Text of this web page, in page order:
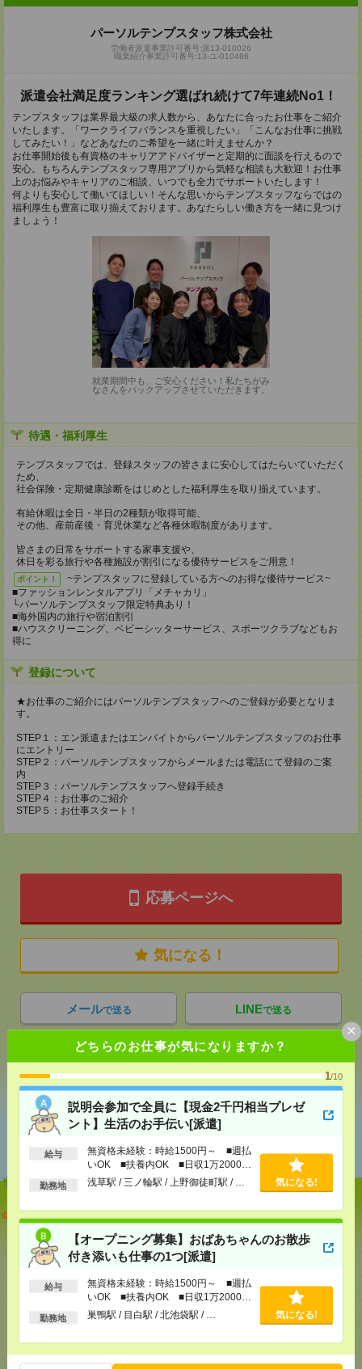
どちらのお仕事が気になりますか？
1/10
説明会参加で全員に【現金2千円相当プレゼ
ント】生活のお手伝い[派遣]
給与
無資格未経験：時給1500円～ ■週払
いOK ■扶養内OK ■日収1万2000円
以上
勤務地 浅草駅 / 三ノ輪駅 / 上野御徒町駅 / … 気になる!
【オープニング募集】おばあちゃんのお散歩
付き添いも仕事の1つ[派遣]
給与
無資格未経験：時給1500円～ ■週払
いOK ■扶養内OK ■日収1万2000円
以上
勤務地 巣鴨駅 / 目白駅 / 北池袋駅 / … 気になる!
×
パーソルテンプスタッフ株式会社
労働者派遣事業許可番号:派13-010026
職業紹介事業許可番号:13-ユ-010486
派遣会社満足度ランキング選ばれ続けて7年連続No1！
テンプスタッフは業界最大級の求人数から、あなたに合ったお仕事をご紹介
いたします。「ワークライフバランスを重視したい」「こんなお仕事に挑戦
してみたい！」などあなたのご希望を一緒に叶えませんか？
お仕事開始後も有資格のキャリアアドバイザーと定期的に面談を行えるので
安心。もちろんテンプスタッフ専用アプリから気軽な相談も大歓迎！お仕事
上のお悩みやキャリアのご相談、いつでも全力でサポートいたします！
何よりも安心して働いてほしい！そんな思いからテンプスタッフならではの
福利厚生も豊富に取り揃えております。あなたらしい働き方を一緒に見つけ
ましょう！
就業期間中も、ご安心ください！私たちがみ
なさんをバックアップさせていただきます。
待遇・福利厚生
テンプスタッフでは、登録スタッフの皆さまに安心してはたらいていただく
ため、
社会保険・定期健康診断をはじめとした福利厚生を取り揃えています。
有給休暇は全日・半日の2種類が取得可能、
その他、産前産後・育児休業など各種休暇制度があります。
皆さまの日常をサポートする家事支援や、
休日を彩る旅行や各種施設が割引になる優待サービスをご用意！
ポイント！
~テンプスタッフに登録している方へのお得な優待サービス~
■ファッションレンタルアプリ「メチャカリ」
└パーソルテンプスタッフ限定特典あり！
■海外国内の旅行や宿泊割引
■ハウスクリーニング、ベビーシッターサービス、スポーツクラブなどもお
得に
登録について
★お仕事のご紹介にはパーソルテンプスタッフへのご登録が必要となりま
す。
STEP１：エン派遣またはエンバイトからパーソルテンプスタッフのお仕事
にエントリー
STEP２：パーソルテンプスタッフからメールまたは電話にて登録のご案
内
STEP３：パーソルテンプスタッフへ登録手続き
STEP４：お仕事のご紹介
STEP５：お仕事スタート！
応募ページへ
気になる！
メールで送る LINEで送る
シェア ツイート ブックマーク
あなたの閲覧履歴からの
説明会参加で全員に【現金2千円相当プレゼント】生
活のお手伝い[派遣]
[給 与]
無資格未経験：時給1500円～ ■週払い
OK ■扶養内OK ■日収1万2000円以上
[交通費]交通費全額支給
三ノ輪駅 / 上野御徒町駅 …
気になる！
【オープニング募集】おばあちゃんのお散歩付き添
いも仕事の1つ[派遣]